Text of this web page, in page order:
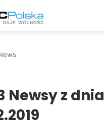
Newsy z dnia